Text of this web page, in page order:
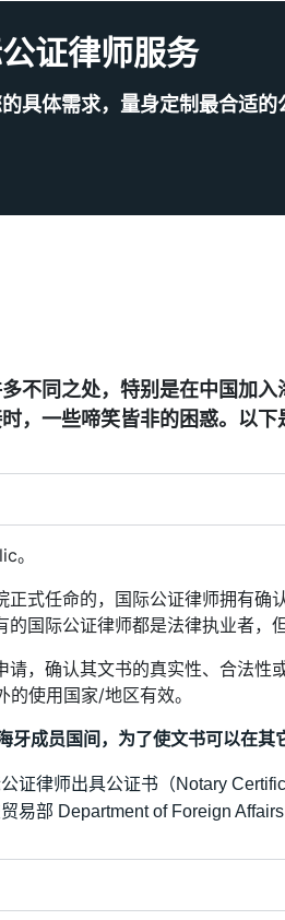
证律师服务
具体需求，量身定制最合适
不同之处，特别是在中国加
，一些啼笑皆非的困惑。以
。
式任命的，国际公证律师拥有
国际公证律师都是法律执业者，
请，确认其文书的真实性、合法
使用国家/地区有效。
成员国间，为了使文书可以在其
证律师出具公证书（Notary
易部 Department of Foreign